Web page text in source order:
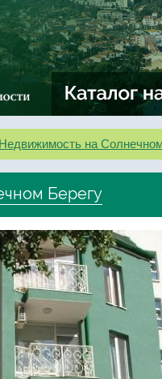
Недвижимость на
Берегу